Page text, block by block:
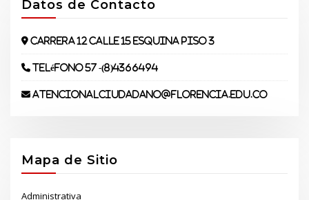
Datos de Contacto
Carrera 12 Calle 15 Esquina piso 3
Teléfono 57 -(8)4366494
atencionalciudadano@florencia.edu.co
Mapa de Sitio
Administrativa